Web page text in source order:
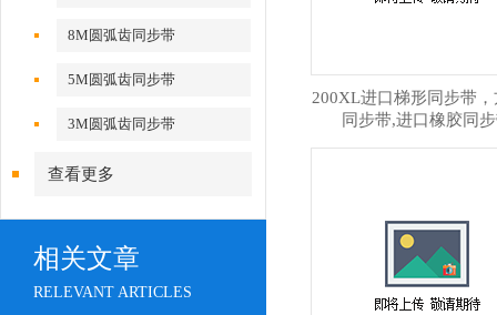
8M圆弧齿同步带
5M圆弧齿同步带
3M圆弧齿同步带
查看更多
相关文章
RELEVANT ARTICLES
200XL进口梯形同步带
同步带,进口橡胶同